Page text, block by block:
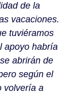
de la
vacaciones.
tuviéramos
apoyo habría
abrirán de
según el
volvería a